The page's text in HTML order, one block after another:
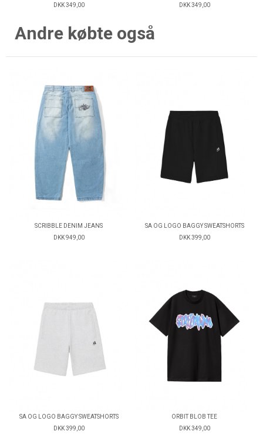
DKK 349,00
DKK 349,00
Andre købte også
SCRIBBLE DENIM JEANS
DKK 949,00
SA OG LOGO BAGGY SWEATSHORTS
DKK 399,00
SA OG LOGO BAGGY SWEATSHORTS
DKK 399,00
ORBIT BLOB TEE
DKK 349,00